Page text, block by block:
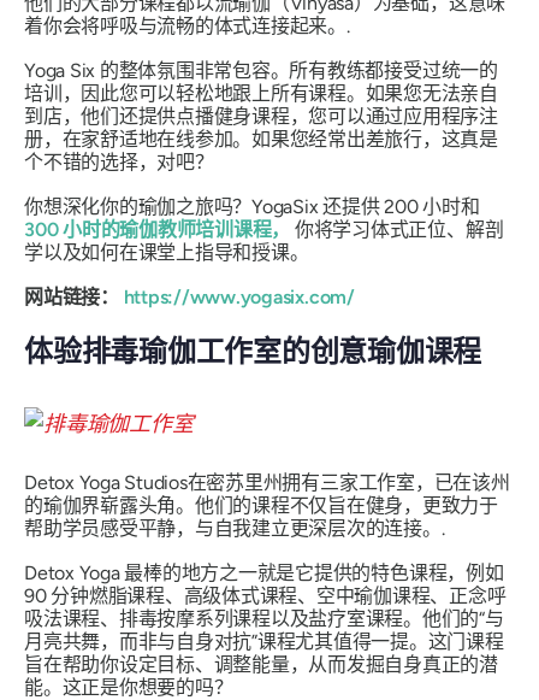
着你会将呼吸与流畅的体式连接起来。.
Yoga Six 的整体氛围非常包容。所有教练都接受过统一的
培训，因此您可以轻松地跟上所有课程。如果您无法亲自
到店，他们还提供点播健身课程，您可以通过应用程序注
册，在家舒适地在线参加。如果您经常出差旅行，这真是
个不错的选择，对吧？
你想深化你的瑜伽之旅吗？YogaSix 还提供 200 小时和
300 小时的瑜伽教师培训课程，
你将学习体式正位、解剖
学以及如何在课堂上指导和授课。
网站链接： https://www.yogasix.com/
体验排毒瑜伽工作室的创意瑜伽课程
Detox Yoga Studios在密苏里州拥有三家工作室，已在该州
的瑜伽界崭露头角。他们的课程不仅旨在健身，更致力于
帮助学员感受平静，与自我建立更深层次的连接。.
Detox Yoga 最棒的地方之一就是它提供的特色课程，例如
90 分钟燃脂课程、高级体式课程、空中瑜伽课程、正念呼
吸法课程、排毒按摩系列课程以及盐疗室课程。他们的“与
月亮共舞，而非与自身对抗”课程尤其值得一提。这门课程
旨在帮助你设定目标、调整能量，从而发掘自身真正的潜
能。这正是你想要的吗？